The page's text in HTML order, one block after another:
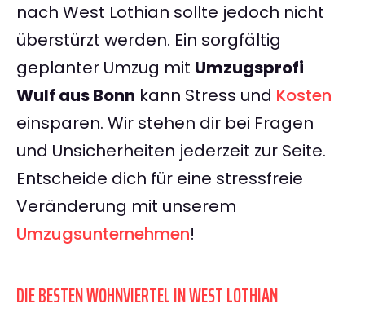
nach West Lothian sollte jedoch nicht
überstürzt werden. Ein sorgfältig
geplanter Umzug mit Umzugsprofi
Wulf aus Bonn kann Stress und Kosten
einsparen. Wir stehen dir bei Fragen
und Unsicherheiten jederzeit zur Seite.
Entscheide dich für eine stressfreie
Veränderung mit unserem
Umzugsunternehmen!
DIE BESTEN WOHNVIERTEL IN WEST LOTHIAN